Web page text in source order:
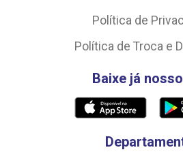
Política de
Política de Troca e
Baixe já